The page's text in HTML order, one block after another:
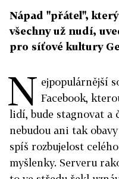
Nápad "přátel",
všechny už nudí,
pro síťové kultury
N ejpopulárnější
Facebook,
lidí, bude stagnovat a
nebudou ani tak
spíš rozbujelost
myšlenky. Serveru